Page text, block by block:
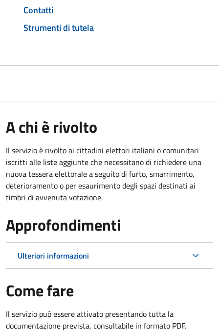
Contatti
Strumenti di tutela
A chi è rivolto
Il servizio è rivolto ai cittadini elettori italiani o comunitari
iscritti alle liste aggiunte che necessitano di richiedere una
nuova tessera elettorale a seguito di furto, smarrimento,
deterioramento o per esaurimento degli spazi destinati ai
timbri di avvenuta votazione.
Approfondimenti
Ulteriori informazioni
Come fare
Il servizio può essere attivato presentando tutta la
documentazione prevista, consultabile in formato PDF.